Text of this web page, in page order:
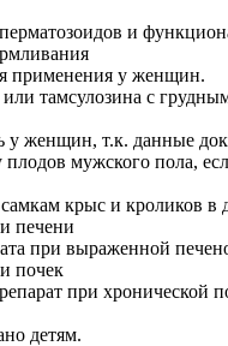
и
применения у женщин.
тамсулозина с
у женщин, т.к. данные
мужского пола,
крыс и кроликов в
печени
при выраженной
почек
при
детям.